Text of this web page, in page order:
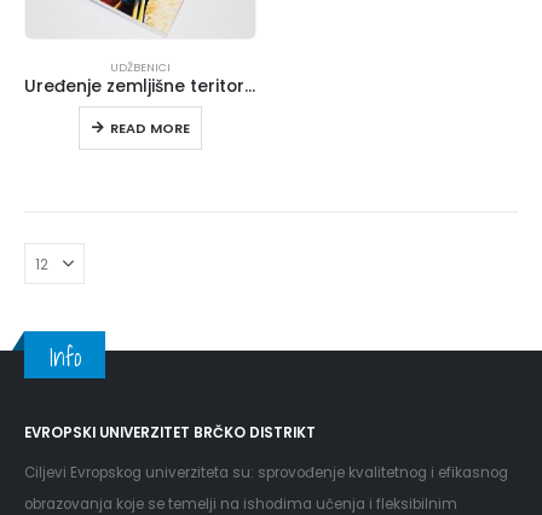
UDŽBENICI
Uređenje zemljišne teritorije
READ MORE
Info
EVROPSKI UNIVERZITET BRČKO DISTRIKT
Ciljevi Evropskog univerziteta su: sprovođenje kvalitetnog i efikasnog
obrazovanja koje se temelji na ishodima učenja i fleksibilnim